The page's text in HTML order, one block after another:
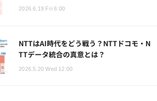
2026.6.19 Fri 6:00
NTTはAI時代をどう戦う？NTTドコモ・N
TTデータ統合の真意とは？
2026.5.20 Wed 12:00